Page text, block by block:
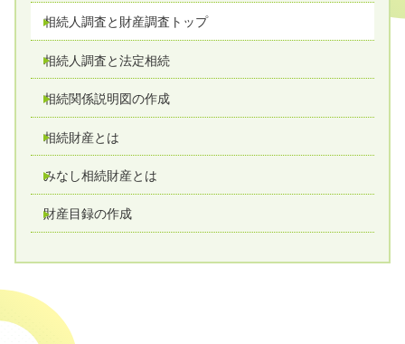
相続人調査と財産調査トップ
相続人調査と法定相続
相続関係説明図の作成
相続財産とは
みなし相続財産とは
財産目録の作成